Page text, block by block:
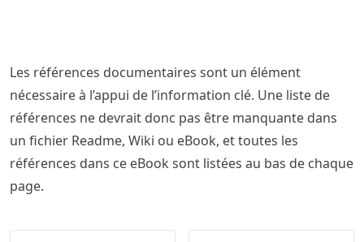
Les références documentaires sont un élément
nécessaire à l’appui de l’information clé. Une liste de
références ne devrait donc pas être manquante dans
un fichier Readme, Wiki ou eBook, et toutes les
références dans ce eBook sont listées au bas de chaque
page.